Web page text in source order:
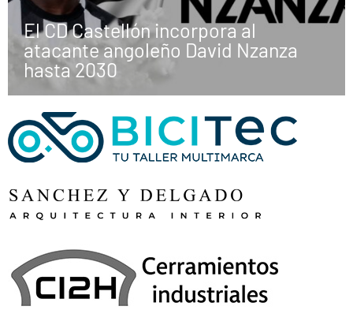
El CD Castellón incorpora al
atacante angoleño David Nzanza
hasta 2030